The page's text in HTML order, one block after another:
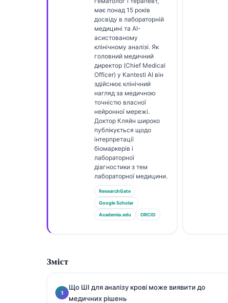
має понад 15 років
досвіду в лабораторній
медицині та AI-
асистованому
клінічному аналізі. Як
головний медичний
директор (Chief Medical
Officer) у Kantesti AI він
здійснює клінічний
нагляд за медичною
точністю власної
нейронної мережі.
Доктор Кляйн широко
публікується щодо
інтерпретації
біомаркерів і
лабораторної
діагностики з тем
лабораторної медицини.
ResearchGate
Google Scholar
Academia.edu ORCID
Зміст
Що ШІ для аналізу крові може виявити до
медичних рішень